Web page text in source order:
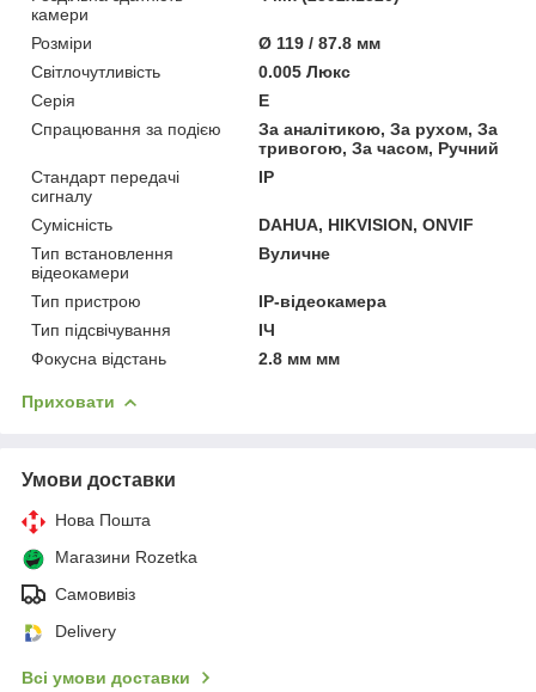
камери
Розміри
Ø 119 / 87.8 мм
Світлочутливість
0.005 Люкс
Серія
E
Спрацювання за подією
За аналітикою, За рухом, За
тривогою, За часом, Ручний
Стандарт передачі
сигналу
IP
Сумісність
DAHUA, HIKVISION, ONVIF
Тип встановлення
відеокамери
Вуличне
Тип пристрою
IP-відеокамера
Тип підсвічування
ІЧ
Фокусна відстань
2.8 мм мм
Приховати
Умови доставки
Нова Пошта
Магазини Rozetka
Самовивіз
Delivery
Всі умови доставки